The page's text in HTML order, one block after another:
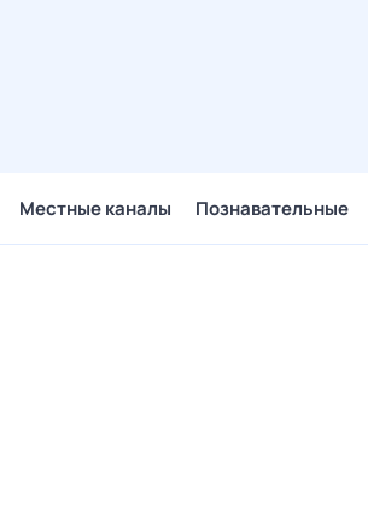
Местные каналы Познавательные